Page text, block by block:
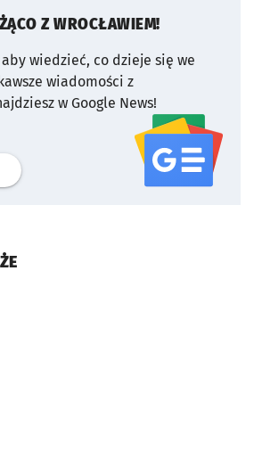
Z WROCŁAWIEM!
wiedzieć, co dzieje się we
wiadomości z
w Google News!
profil serwisu